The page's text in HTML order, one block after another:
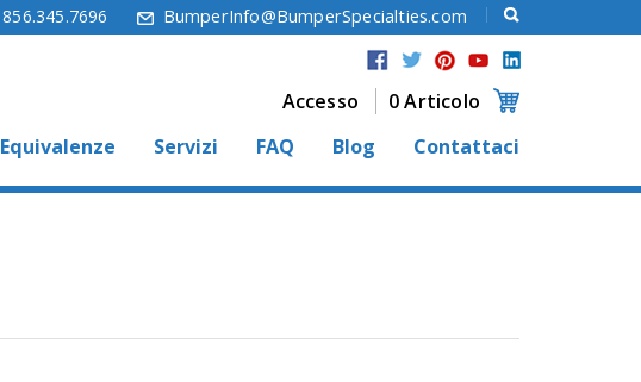
856.345.7696 BumperInfo@BumperSpecialties.com
Accesso
0 Articolo
Equivalenze Servizi FAQ Blog Contattaci